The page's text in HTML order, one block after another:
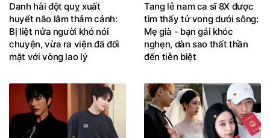
Danh hài đột quỵ xuất
huyết não lâm thảm cảnh:
Bị liệt nửa người khó nói
chuyện, vừa ra viện đã đối
mặt với vòng lao lý
Tang lễ nam ca sĩ 8X được
tìm thấy tử vong dưới sông:
Mẹ già - bạn gái khóc
nghẹn, dàn sao thất thần
đến tiễn biệt